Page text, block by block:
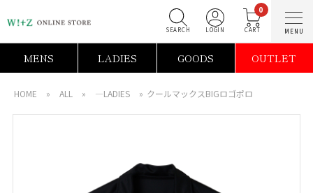
0
MENS LADIES GOODS OUTLET
HOME » ALL » ―LADIES » クールマックスBIGロゴポロ